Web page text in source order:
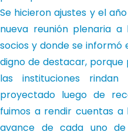
Se hicieron ajustes y el
nueva reunión plenaria
socios y donde se informó
digno de destacar,
las instituciones
proyectado luego de
fuimos a rendir cuentas
avance de cada uno